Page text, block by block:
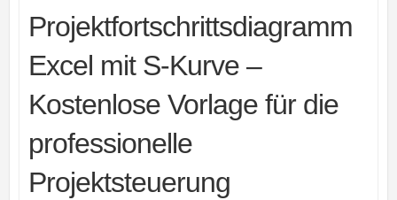
Projektfortschrittsdiagramm
Excel mit S-Kurve –
Kostenlose Vorlage für die
professionelle
Projektsteuerung